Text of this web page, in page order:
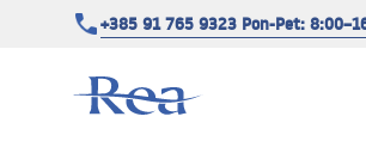
+385 91 765 9323 Pon-Pet: